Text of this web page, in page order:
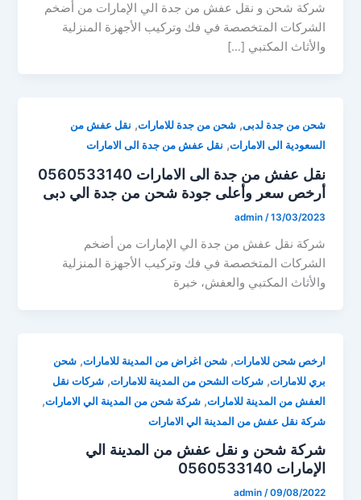
شركة شحن و نقل عفش من جدة الي الإمارات من أضخم
الشركات المتخصصة في فك وتركيب الأجهزة المنزلية
والأثاث المكتبي […]
شحن من جدة لدبى,شحن من جدة للامارات, نقل عفش من
السعودية الى الامارات, نقل عفش من جدة الى الامارات
نقل عفش من جدة الى الامارات 0560533140
أرخص سعر وأعلى جودة شحن من جدة الي دبى
admin /13/03/2023
شركة نقل عفش من جدة الي الإمارات من أضخم
الشركات المتخصصة في فك وتركيب الأجهزة المنزلية
والأثاث المكتبي والعفش، خبرة
ارخص شحن للامارات,شحن اغراض من المدينة للامارات,شحن
بري للامارات,شركات الشحن من المدينة للامارات,شركات نقل
العفش من المدينة للامارات,شركة شحن من المدينة الي الامارات,
شركة نقل عفش من المدينة الي الامارات
شركة شحن و نقل عفش من المدينة الي
الإمارات 0560533140
admin /09/08/2022